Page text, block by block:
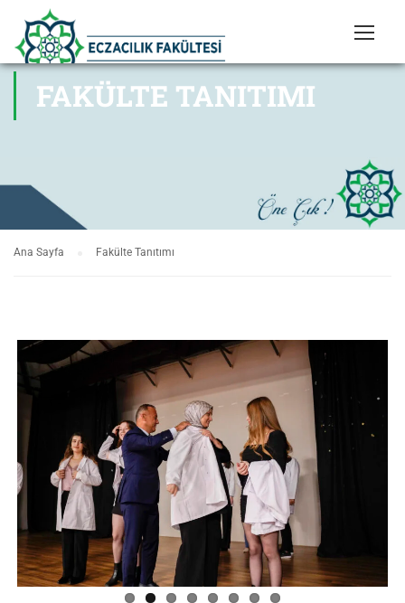
FAKÜLTE TANITIMI
Ana Sayfa Fakülte Tanıtımı